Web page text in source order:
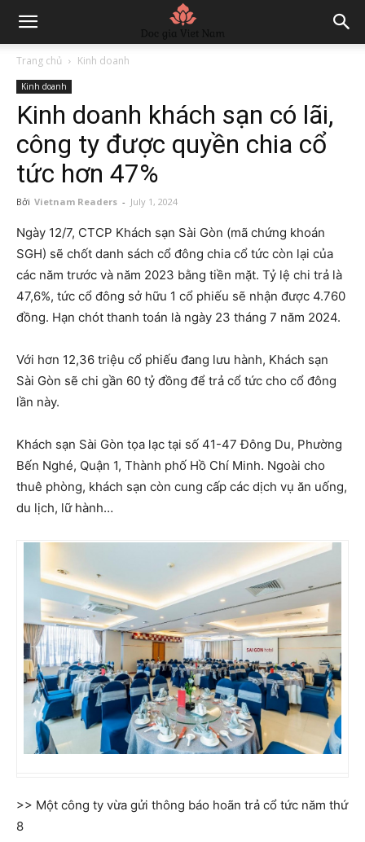
Trang chủ Kinh doanh
Kinh doanh
Kinh doanh khách sạn có lãi,
công ty được quyền chia cổ
tức hơn 47%
Bởi Vietnam Readers - July 1, 2024
Ngày 12/7, CTCP Khách sạn Sài Gòn (mã chứng khoán
SGH) sẽ chốt danh sách cổ đông chia cổ tức còn lại của
các năm trước và năm 2023 bằng tiền mặt. Tỷ lệ chi trả là
47,6%, tức cổ đông sở hữu 1 cổ phiếu sẽ nhận được 4.760
đồng. Hạn chót thanh toán là ngày 23 tháng 7 năm 2024.
Với hơn 12,36 triệu cổ phiếu đang lưu hành, Khách sạn
Sài Gòn sẽ chi gần 60 tỷ đồng để trả cổ tức cho cổ đông
lần này.
Khách sạn Sài Gòn tọa lạc tại số 41-47 Đông Du, Phường
Bến Nghé, Quận 1, Thành phố Hồ Chí Minh. Ngoài cho
thuê phòng, khách sạn còn cung cấp các dịch vụ ăn uống,
du lịch, lữ hành…
>> Một công ty vừa gửi thông báo hoãn trả cổ tức năm thứ
8